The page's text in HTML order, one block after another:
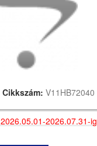
Cikkszám: V11HB72040
2026.05.01-2026.07.31-ig